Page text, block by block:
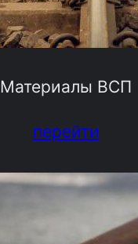
Материалы ВСП
перейти